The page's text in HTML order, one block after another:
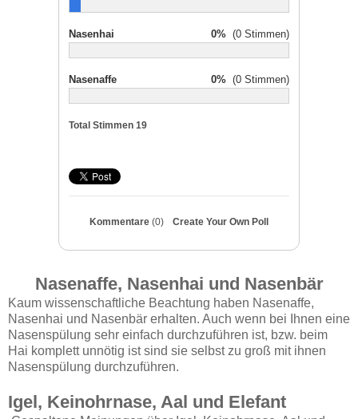
Nasenhai 0% (0 Stimmen)
Nasenaffe 0% (0 Stimmen)
Total Stimmen 19
Kommentare (0) Create Your Own Poll
Nasenaffe, Nasenhai und Nasenbär
Kaum wissenschaftliche Beachtung haben Nasenaffe,
Nasenhai und Nasenbär erhalten. Auch wenn bei Ihnen eine
Nasenspülung sehr einfach durchzuführen ist, bzw. beim
Hai komplett unnötig ist sind sie selbst zu groß mit ihnen
Nasenspülung durchzuführen.
Igel, Keinohrnase, Aal und Elefant